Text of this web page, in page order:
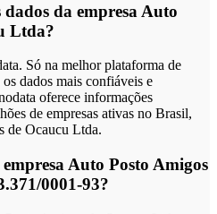
da empresa Auto
Ltda?
Só na melhor plataforma de
dados mais confiáveis e
oferece informações
de empresas ativas no Brasil,
de Ocaucu Ltda.
Auto Posto Amigos
0001-93?